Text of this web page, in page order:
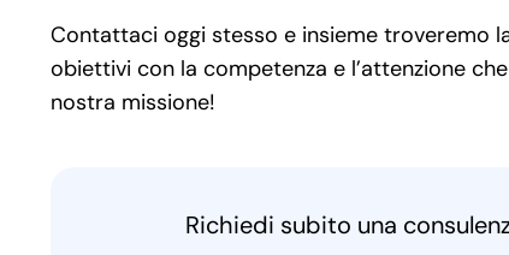
Contattaci oggi stesso e insieme troveremo
obiettivi con la competenza e l’attenzione
nostra missione!
Richiedi subito una